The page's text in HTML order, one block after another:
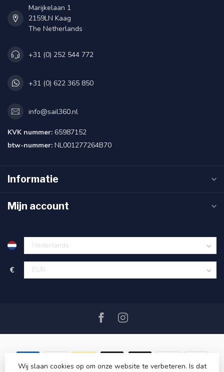
Marijkelaan 1
2159LN Kaag
The Netherlands
+31 (0) 252 544 772
+31 (0) 622 365 850
info@sail360.nl
KVK nummer: 65987152
btw-nummer: NL001277264B70
Informatie
Mijn account
€
Wij slaan cookies op om onze website te verbeteren. Is dat